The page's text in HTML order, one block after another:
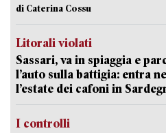
di Caterina Cossu
Litorali violati
Sassari, va in spiaggia e
l’auto sulla battigia: entra
l’estate dei cafoni in
I controlli